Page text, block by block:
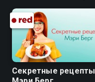
Секретные рецепты